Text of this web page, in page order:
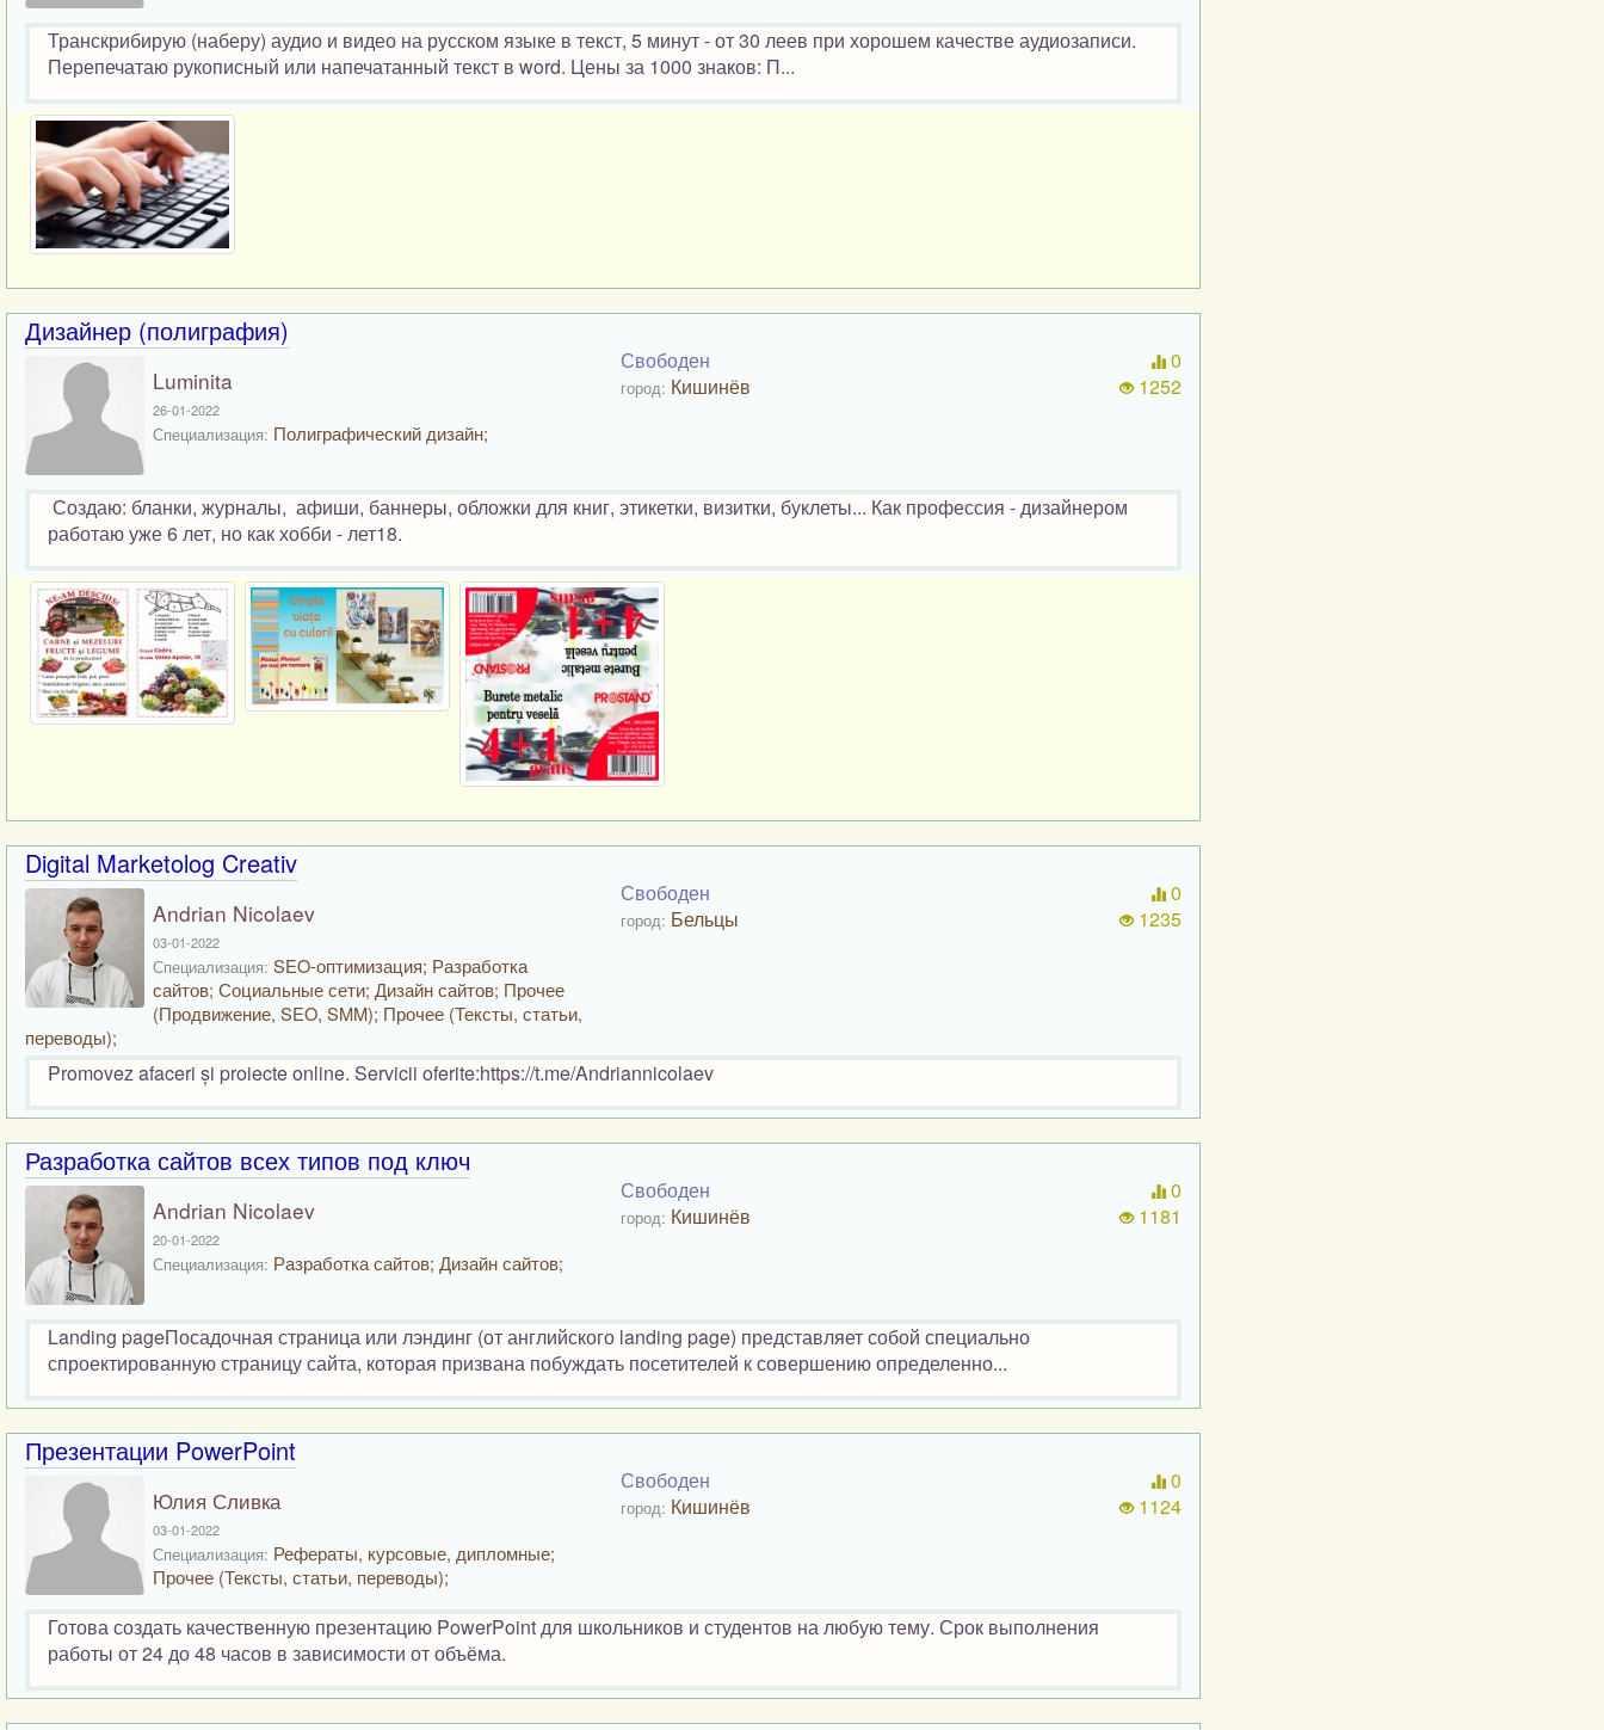
Транскрибирую (наберу) аудио и видео на русском языке в текст, 5 минут - от 30 леев при хорошем качестве аудиозаписи.
Перепечатаю рукописный или напечатанный текст в word. Цены за 1000 знаков: П...
Дизайнер (полиграфия)
Luminita
26-01-2022
Специализация: Полиграфический дизайн;
Свободен
город: Кишинёв
0
1252
Создаю: бланки, журналы, афиши, баннеры, обложки для книг, этикетки, визитки, буклеты... Как профессия - дизайнером
работаю уже 6 лет, но как хобби - лет18.
Digital Marketolog Creativ
Andrian Nicolaev
03-01-2022
Специализация: SEO-оптимизация; Разработка
сайтов; Социальные сети; Дизайн сайтов; Прочее
(Продвижение, SEO, SMM); Прочее (Тексты, статьи,
переводы);
Свободен
город: Бельцы
0
1235
Promovez afaceri și proiecte online. Servicii oferite:https://t.me/Andriannicolaev
Разработка сайтов всех типов под ключ
Andrian Nicolaev
20-01-2022
Специализация: Разработка сайтов; Дизайн сайтов;
Свободен
город: Кишинёв
0
1181
Landing pageПосадочная страница или лэндинг (от английского landing page) представляет собой специально
спроектированную страницу сайта, которая призвана побуждать посетителей к совершению определенно...
Презентации PowerPoint
Юлия Сливка
03-01-2022
Специализация: Рефераты, курсовые, дипломные;
Прочее (Тексты, статьи, переводы);
Свободен
город: Кишинёв
0
1124
Готова создать качественную презентацию PowerPoint для школьников и студентов на любую тему. Срок выполнения
работы от 24 до 48 часов в зависимости от объёма.